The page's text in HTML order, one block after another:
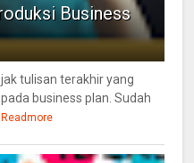
Business
tulisan terakhir yang
business plan. Sudah
Readmore